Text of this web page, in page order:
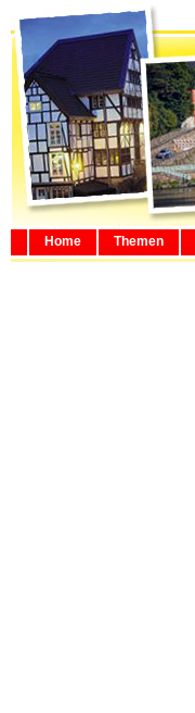
Home Themen